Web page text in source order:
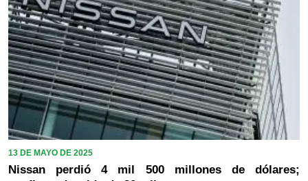
13 DE MAYO DE 2025
Nissan perdió 4 mil 500 millones de dólares;